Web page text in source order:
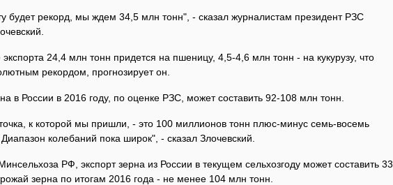
будет рекорд, мы ждем 34,5 млн тонн", - сказал журналистам президент РЗС
экспорта 24,4 млн тонн придется на пшеницу, 4,5-4,6 млн тонн - на кукурузу, что
рекордом, прогнозирует он.
в России в 2016 году, по оценке РЗС, может составить 92-108 млн тонн.
к которой мы пришли, - это 100 миллионов тонн плюс-минус семь-восемь
колебаний пока широк", - сказал Злочевский.
РФ, экспорт зерна из России в текущем сельхозгоду может составить 33
зерна по итогам 2016 года - не менее 104 млн тонн.